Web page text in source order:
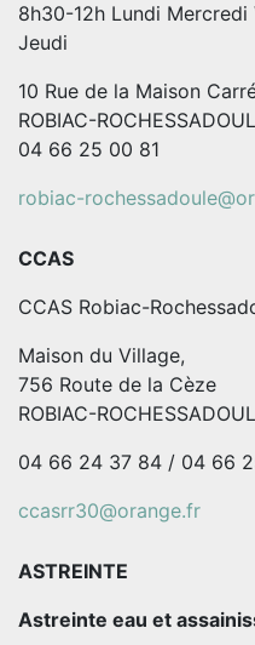
8h30-12h Lundi Mercredi
Jeudi
10 Rue de la Maison
ROBIAC-
04 66 25 00 81
robiac-
CCAS
CCAS Robiac-
Maison du Village,
756 Route de la Cèze
ROBIAC-
04 66 24 37 84 / 04 66
ccasrr30@orange.fr
ASTREINTE
Astreinte eau et